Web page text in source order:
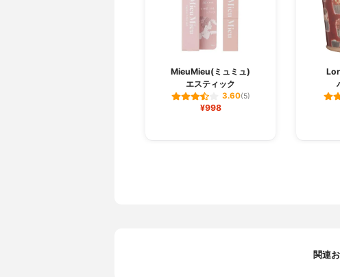
MieuMieu(ミュミュ)
エスティック
3.60(5)
¥998
関連